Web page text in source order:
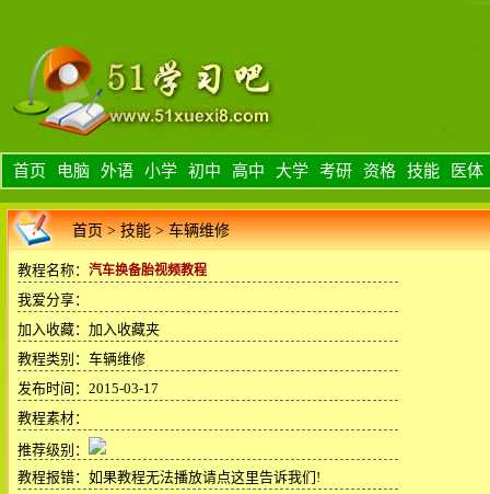
首页 电脑 外语 小学 初中 高中 大学 考研 资格 技能 医体
首页>技能>车辆维修
教程名称： 汽车换备胎视频教程
我爱分享：
加入收藏： 加入收藏夹
教程类别：车辆维修
发布时间：2015-03-17
教程素材：
推荐级别：
教程报错： 如果教程无法播放请点这里告诉我们!